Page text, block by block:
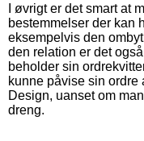
I øvrigt er det smart at
bestemmelser der kan
eksempelvis den
den relation er det
beholder sin
kunne påvise sin ordre
Design, uanset om
dreng.